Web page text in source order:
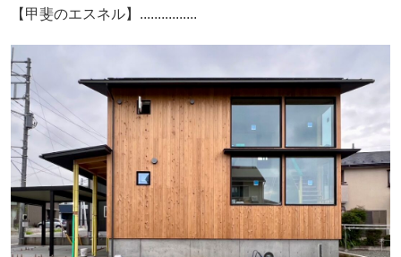
【甲斐のエスネル】................